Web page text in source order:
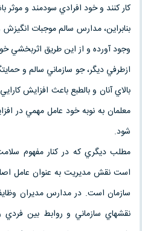
كار كنند و خود افرادي سودمند و موثر
بنابراين، مدارس سالم موجبات انگيزش
وجود آورده و از اين طريق اثربخشي
ازطرفي ديگر، جو سازماني سالم و
بالاي آنان و بالطبع باعث افزايش
معلمان به نوبه خود عامل مهمي در
شود.
مطلب ديگري كه در كنار مفهوم
است نقش مديريت به عنوان عامل
سازمان است. در مدارس مديران
نقشهاي سازماني و روابط بين